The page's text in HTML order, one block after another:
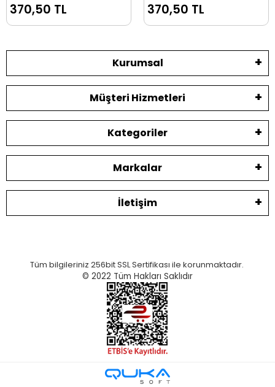
370,50 TL 370,50 TL
Kurumsal
Müşteri Hizmetleri
Kategoriler
Markalar
İletişim
Tüm bilgileriniz 256bit SSL Sertifikası ile korunmaktadır.
© 2022 Tüm Hakları Saklıdır